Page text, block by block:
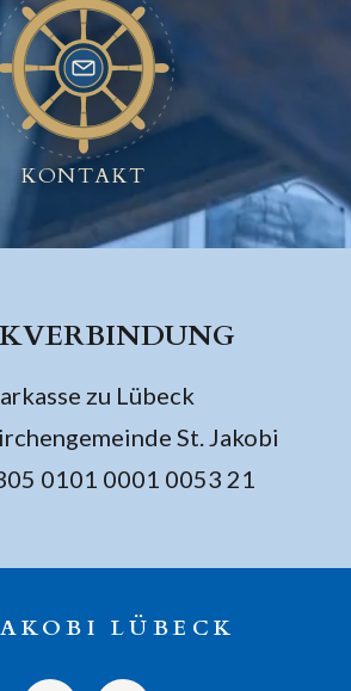
KONTAKT
zu Lübeck
St. Jakobi
0101 0001 0053 21
LÜBECK